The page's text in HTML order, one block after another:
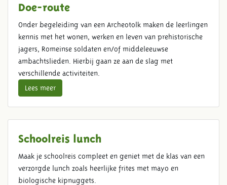
Doe-route
Onder begeleiding van een Archeotolk maken de leerlingen
kennis met het wonen, werken en leven van prehistorische
jagers, Romeinse soldaten en/of middeleeuwse
ambachtslieden. Hierbij gaan ze aan de slag met
verschillende activiteiten.
Lees meer
Schoolreis lunch
Maak je schoolreis compleet en geniet met de klas van een
verzorgde lunch zoals heerlijke frites met mayo en
biologische kipnuggets.